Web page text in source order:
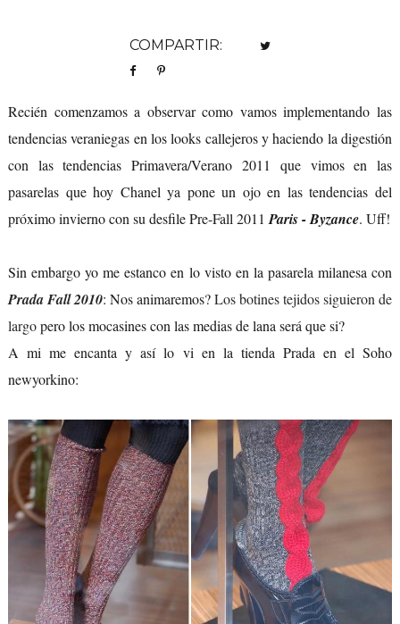
COMPARTIR:
Recién comenzamos a observar como vamos implementando las
tendencias veraniegas en los looks callejeros y haciendo la digestión
con las tendencias Primavera/Verano 2011 que vimos en las
pasarelas que hoy Chanel ya pone un ojo en las tendencias del
próximo invierno con su desfile Pre-Fall 2011Paris - Byzance. Uff!
Sin embargo yo me estanco en lo visto en la pasarela milanesa con
Prada Fall 2010: Nos animaremos?Los botines tejidos siguieron de
largopero los mocasines con las medias de lana será que si?
A mi me encanta y así lo vi en la tienda Prada en el Soho
newyorkino: